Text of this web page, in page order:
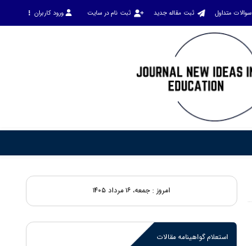
سوالات متداول ثبت مقاله جدید ثبت نام در سایت ورود کاربران
امروز : جمعه، ۱۶ مرداد ۱۴۰۵
استعلام گواهینامه مقالات